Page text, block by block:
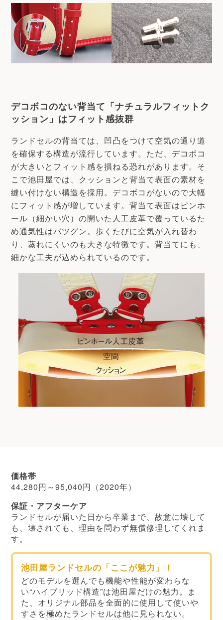
デコボコのない背当て「ナチュラルフィットク
ッション」はフィット感抜群
ランドセルの背当ては、凹凸をつけて空気の通り道
を確保する構造が流行しています。ただ、デコボコ
が大きいとフィット感を損ねる恐れがあります。そ
こで池田屋では、クッションと背当て表面の素材を
縫い付けない構造を採用。デコボコがないので大幅
にフィット感が増しています。背当て表面はピンホ
ール（細かい穴）の開いた人工皮革で覆っているた
め通気性はバツグン。歩くたびに空気が入れ替わ
り、蒸れにくいのも大きな特徴です。背当てにも、
細かな工夫が込められているのです。
価格帯
44,280円～95,040円（2020年）
保証・アフターケア
ランドセルが届いた日から卒業まで、故意に壊して
も、壊されても、理由を問わず無償修理してくれま
す。
池田屋ランドセルの「ここが魅力」！
どのモデルを選んでも機能や性能が変わらな
い“ハイブリッド構造”は池田屋だけの魅力。ま
た、オリジナル部品を全面的に使用して使いや
すさを極めたランドセルは他に見られない。